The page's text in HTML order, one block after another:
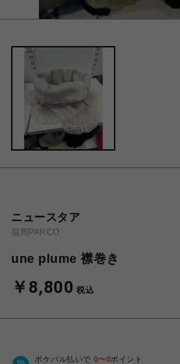
ニュースタア
福岡PARCO
une plume 襟巻き
￥8,800 税込
ポケパル払いで 0〜0ポイント